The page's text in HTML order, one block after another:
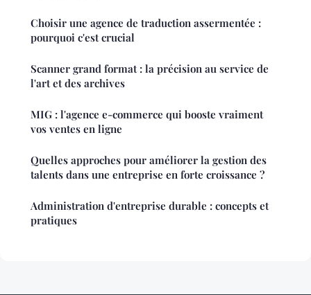
Choisir une agence de traduction assermentée :
pourquoi c'est crucial
Scanner grand format : la précision au service de
l'art et des archives
MIG : l'agence e-commerce qui booste vraiment
vos ventes en ligne
Quelles approches pour améliorer la gestion des
talents dans une entreprise en forte croissance ?
Administration d'entreprise durable : concepts et
pratiques